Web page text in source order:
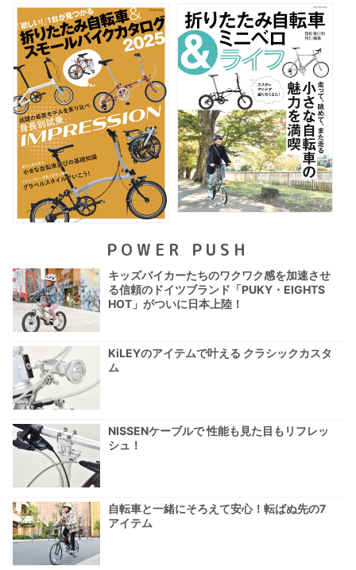
POWER PUSH
キッズバイカーたちのワクワク感を加速させ
る信頼のドイツブランド「PUKY・EIGHTS
HOT」がついに日本上陸！
KiLEYのアイテムで叶える クラシックカスタ
ム
NISSENケーブルで 性能も見た目もリフレッ
シュ！
自転車と一緒にそろえて安心！転ばぬ先の7
アイテム